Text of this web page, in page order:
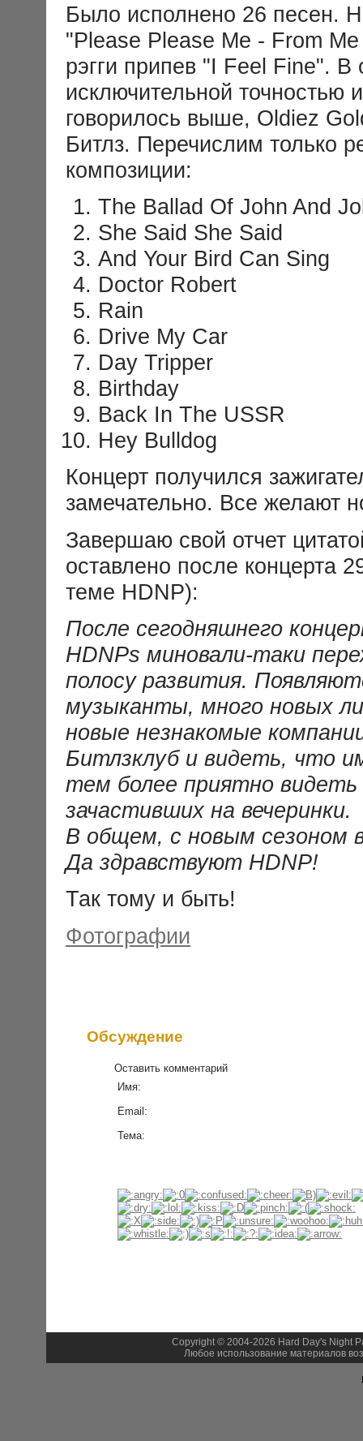
Было исполнено 26 песен.
"Please Please Me - From
рэгги припев "I Feel Fine".
исключительной точностью
говорилось выше, Oldiez
Битлз. Перечислим только
композиции:
The Ballad Of John And
She Said She Said
And Your Bird Can Sing
Doctor Robert
Rain
Drive My Car
Day Tripper
Birthday
Back In The USSR
Hey Bulldog
Концерт получился
замечательно. Все желают
Завершаю свой отчет
оставлено после концерта
теме HDNP):
После сегодняшнего
HDNPs миновали-таки
полосу развития.
музыканты, много новых
новые незнакомые
Битлзклуб и видеть, что
тем более приятно
зачастивших на вечеринки.
В общем, с новым сезоном
Да здравствуют HDNP!
Так тому и быть!
Фотографии
Обсуждение
Оставить комментарий
Имя:
Email:
Тема:
Copyright © 2004-2026 Hard Day's Night
Любое использование материалов